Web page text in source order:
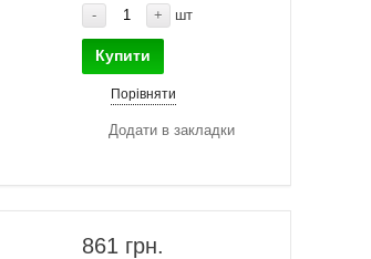
- + шт
Купити
Порівняти
Додати в закладки
861 грн.